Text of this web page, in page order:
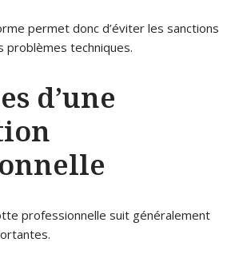
permet donc d’éviter les sanctions
problèmes techniques.
d’une
professionnelle suit généralement